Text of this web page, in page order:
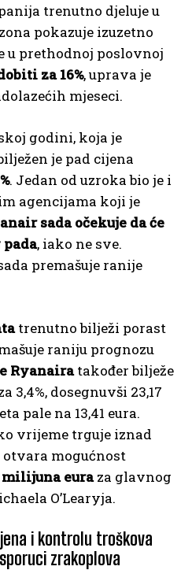
trenutno djeluje u
pokazuje izuzetno
u prethodnoj poslovnoj
za 16%, uprava je
mjeseci.
godini, koja je
je pad cijena
. Jedan od uzroka bio je i
agencijama koji je
sada očekuje da će
, iako ne sve.
premašuje ranije
trenutno bilježi porast
raniju prognozu
Ryanairatakođer bilježe
3,4%, dosegnuvši 23,17
pale na 13,41 eura.
vrijeme trguje iznad
otvara mogućnost
milijuna euraza glavnog
O’Learyja.
i kontrolu troškova
zrakoplova